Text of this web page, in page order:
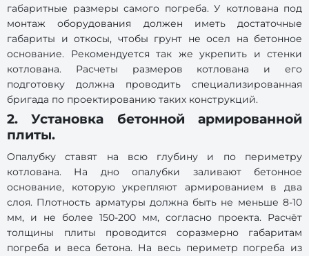
габаритные размеры самого погреба. У котлована под
монтаж оборудования должен иметь достаточные
габариты и откосы, чтобы грунт не осел на бетонное
основание. Рекомендуется так же укрепить и стенки
котлована. Расчеты размеров котлована и его
подготовку должна проводить специализированная
бригада по проектированию таких конструкций.
2. Установка бетонной армированной
плиты.
Опалубку ставят на всю глубину и по периметру
котлована. На дно опалубки заливают бетонное
основание, которую укрепляют армированием в два
слоя. Плотность арматуры должна быть не меньше 8-10
мм, и не более 150-200 мм, согласно проекта. Расчёт
толщины плиты проводится соразмерно габаритам
погреба и веса бетона. На весь периметр погреба из